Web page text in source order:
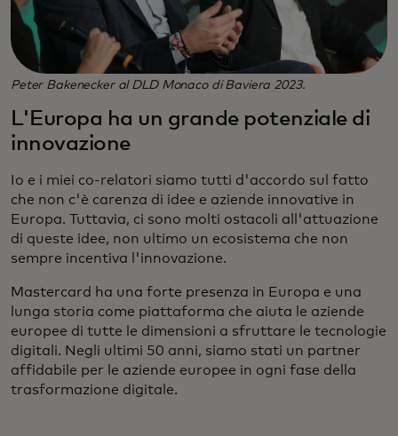
Peter Bakenecker al DLD Monaco di Baviera 2023.
L'Europa ha un grande potenziale di
innovazione
Io e i miei co-relatori siamo tutti d'accordo sul fatto
che non c'è carenza di idee e aziende innovative in
Europa. Tuttavia, ci sono molti ostacoli all'attuazione
di queste idee, non ultimo un ecosistema che non
sempre incentiva l'innovazione.
Mastercard ha una forte presenza in Europa e una
lunga storia come piattaforma che aiuta le aziende
europee di tutte le dimensioni a sfruttare le tecnologie
digitali. Negli ultimi 50 anni, siamo stati un partner
affidabile per le aziende europee in ogni fase della
trasformazione digitale.